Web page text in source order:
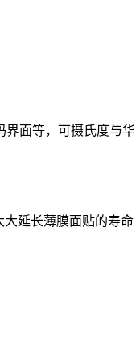
面等，可摄氏度与
延长薄膜面贴的寿命